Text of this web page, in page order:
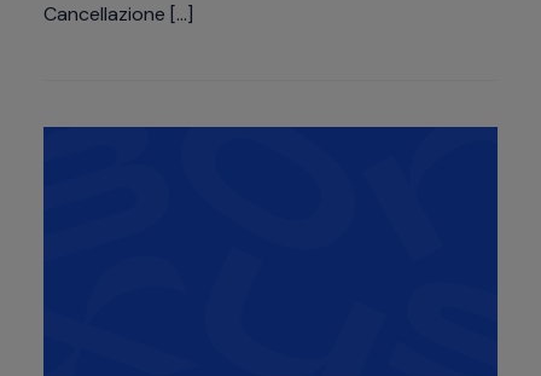
Cancellazione […]